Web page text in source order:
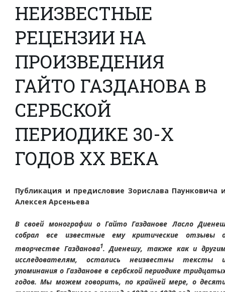
НЕИЗВЕСТНЫЕ
РЕЦЕНЗИИ НА
ПРОИЗВЕДЕНИЯ
ГАЙТО ГАЗДАНОВА В
СЕРБСКОЙ
ПЕРИОДИКЕ 30-Х
ГОДОВ ХХ ВЕКА
Публикация и предисловие Зорислава Паунковича
Алексея Арсеньева
В своей монографии о Гайто Газданове Ласло
собрал все известные ему критические отзывы
творчестве Газданова1. Диенешу, также как и
исследователям, остались неизвестны тексты
упоминания о Газданове в сербской периодике
годов. Мы можем говорить, по крайней мере, о